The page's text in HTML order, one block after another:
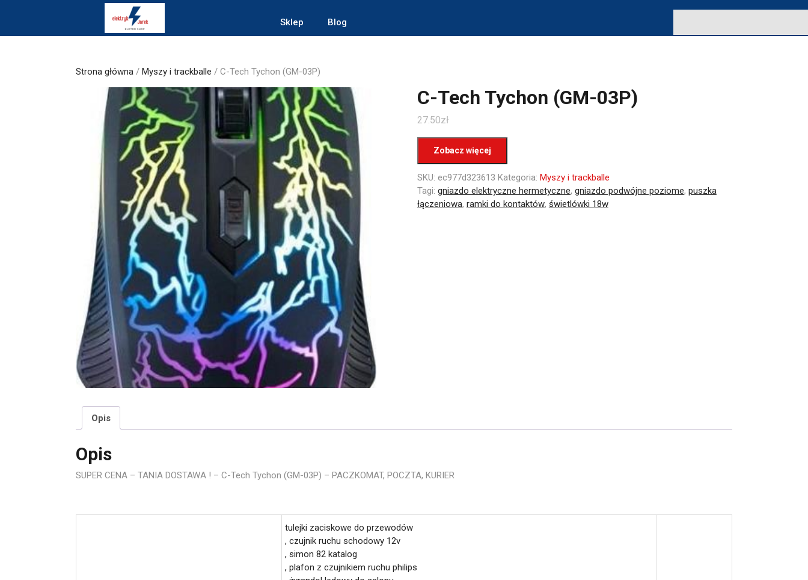
Sklep Blog
Strona główna / Myszy i trackballe / C-Tech Tychon (GM-03P)
C-Tech Tychon (GM-03P)
27.50zł
Zobacz więcej
SKU: ec977d323613 Kategoria: Myszy i trackballe
Tagi: gniazdo elektryczne hermetyczne, gniazdo podwójne poziome, puszka
łączeniowa, ramki do kontaktów, świetlówki 18w
Opis
Opis
SUPER CENA – TANIA DOSTAWA ! – C-Tech Tychon (GM-03P) – PACZKOMAT, POCZTA, KURIER
tulejki zaciskowe do przewodów
, czujnik ruchu schodowy 12v
, simon 82 katalog
, plafon z czujnikiem ruchu philips